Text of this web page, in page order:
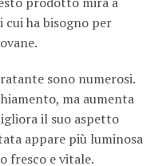
ha bisogno per
sono numerosi.
ma aumenta
il suo aspetto
appare più luminosa
fresco e vitale.